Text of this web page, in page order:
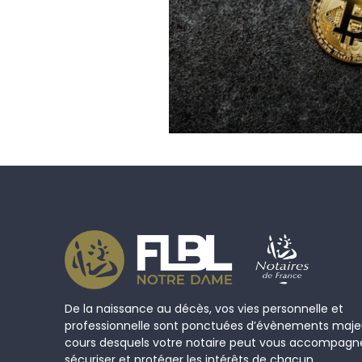
De la naissance au décès, vos vies personnelle et
professionnelle sont ponctuées d’évènements
cours desquels votre notaire peut vous